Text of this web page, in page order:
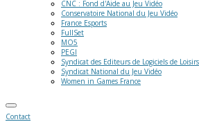
CNC : Fond d'Aide au Jeu Vidéo
Conservatoire National du Jeu Vidéo
France Esports
FullSet
MO5
PEGI
Syndicat des Editeurs de Logiciels de Loisirs
Syndicat National du Jeu Vidéo
Women in Games France
Contact